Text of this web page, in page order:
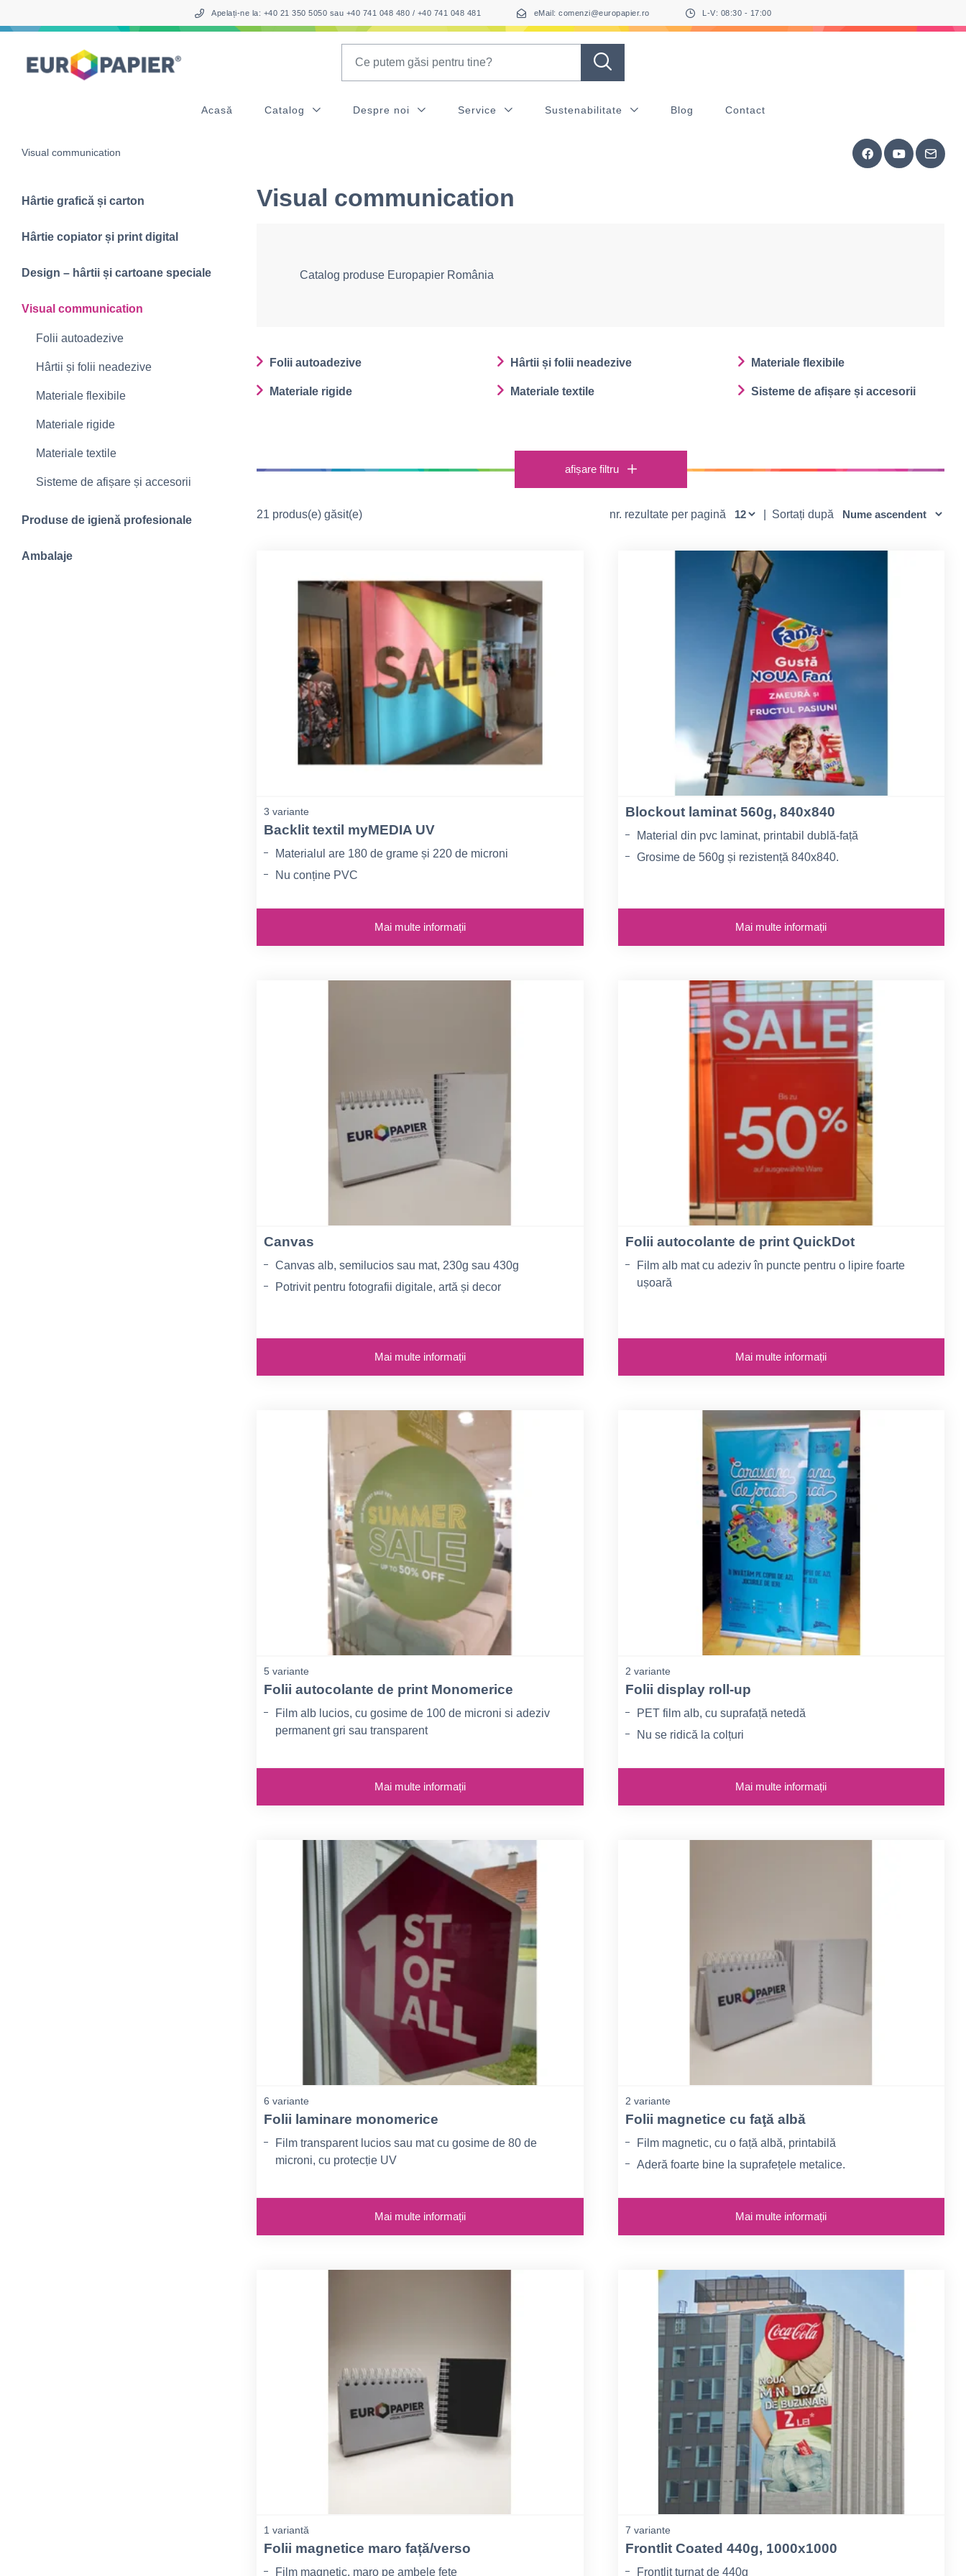
Apelați-ne la: +40 21 350 5050 sau +40 741 048 480 / +40 741 048 481 eMail: comenzi@europapier.ro L-V: 08:30 - 17:00
Acasă Catalog Despre noi Service Sustenabilitate Blog Contact
Visual communication
Hârtie grafică și carton
Hârtie copiator și print digital
Design – hârtii și cartoane speciale
Visual communication
Folii autoadezive
Hârtii și folii neadezive
Materiale flexibile
Materiale rigide
Materiale textile
Sisteme de afișare și accesorii
Produse de igienă profesionale
Ambalaje
Visual communication
Catalog produse Europapier România
Folii autoadezive Hârtii și folii neadezive Materiale flexibile
Materiale rigide Materiale textile Sisteme de afișare și accesorii
afișare filtru
21 produs(e) găsit(e) nr. rezultate per pagină Sortați după
3 variante
Backlit textil myMEDIA UV
Materialul are 180 de grame și 220 de microni
Nu conține PVC
Mai multe informații
Blockout laminat 560g, 840x840
Material din pvc laminat, printabil dublă-față
Grosime de 560g și rezistență 840x840.
Mai multe informații
Canvas
Canvas alb, semilucios sau mat, 230g sau 430g
Potrivit pentru fotografii digitale, artă și decor
Mai multe informații
Folii autocolante de print QuickDot
Film alb mat cu adeziv în puncte pentru o lipire foarte
ușoară
Mai multe informații
5 variante
Folii autocolante de print Monomerice
Film alb lucios, cu gosime de 100 de microni si adeziv
permanent gri sau transparent
Mai multe informații
2 variante
Folii display roll-up
PET film alb, cu suprafață netedă
Nu se ridică la colțuri
Mai multe informații
6 variante
Folii laminare monomerice
Film transparent lucios sau mat cu gosime de 80 de
microni, cu protecție UV
Mai multe informații
2 variante
Folii magnetice cu faţă albă
Film magnetic, cu o față albă, printabilă
Aderă foarte bine la suprafețele metalice.
Mai multe informații
1 variantă
Folii magnetice maro față/verso
Film magnetic, maro pe ambele fețe
7 variante
Frontlit Coated 440g, 1000x1000
Frontlit turnat de 440g